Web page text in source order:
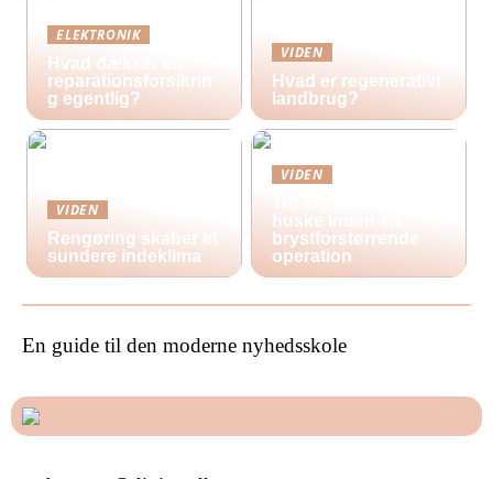
ELEKTRONIK
Hvad dækker en
reparationsforsikrin
g egentlig?
VIDEN
Hvad er regenerativt
landbrug?
VIDEN
Rengøring skaber et
sundere indeklima
VIDEN
huske inden en
brystforstørrende
operation
En guide til den moderne nyhedsskole